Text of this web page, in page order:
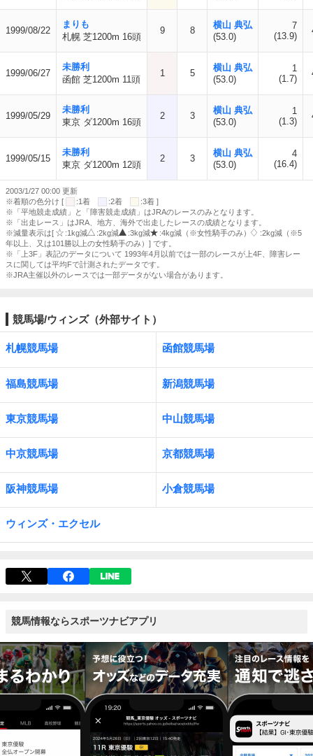
1999/08/22
まりも
札幌 芝1200m 16頭
9 8
横山 典弘
(53.0)
7
(13.9)
1999/06/27
未勝利
函館 芝1200m 11頭
1 5
横山 典弘
(53.0)
1
(1.7)
1999/05/29
未勝利
東京 ダ1200m 16頭
2 3
横山 典弘
(53.0)
1
(1.3)
1999/05/15
未勝利
東京 ダ1200m 12頭
2 3
横山 典弘
(53.0)
4
(16.4)
2003/1/27 00:00 更新
※着順の色分け [
:1着 :2着
:3着 ]
※「平地競走成績」と「障害競走成績」はJRAのレースのみとなります。
※「出走レース」はJRA、地方、海外で出走したレースの成績となります。
※減量表示は[
:1kg減 :2kg減 :3kg減 :4kg減（※女性騎手のみ）
:2kg減（※5
年以上、又は101勝以上の女性騎手のみ）] です。
※「上3F」表記のデータについて 1993年4月以前では一部のレースが上4F、障害レー
スに関しては平均Fで計測されたデータです。
※JRA主催以外のレースでは一部データがない場合があります。
競馬場/ウィンズ（外部サイト）
札幌競馬場 函館競馬場
福島競馬場 新潟競馬場
東京競馬場 中山競馬場
中京競馬場 京都競馬場
阪神競馬場 小倉競馬場
ウィンズ・エクセル
競馬情報ならスポーツナビアプリ